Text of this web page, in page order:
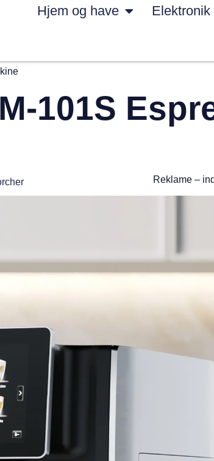
Hjem og have Elektronik
101S
Reklame –